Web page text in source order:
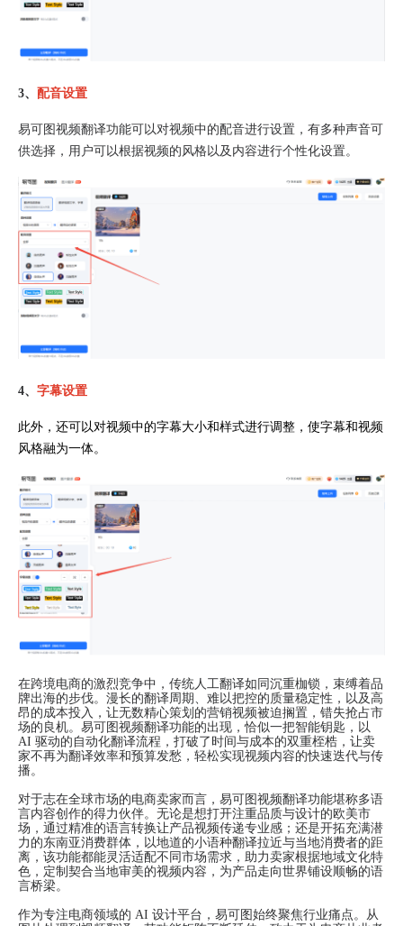
3、 配音设置
易可图视频翻译功能可以对视频中的配音进行设置，有多种声音可
供选择，用户可以根据视频的风格以及内容进行个性化设置。
4、 字幕设置
此外，还可以对视频中的字幕大小和样式进行调整，使字幕和视频
风格融为一体。
在跨境电商的激烈竞争中，传统人工翻译如同沉重枷锁，束缚着品
牌出海的步伐。漫长的翻译周期、难以把控的质量稳定性，以及高
昂的成本投入，让无数精心策划的营销视频被迫搁置，错失抢占市
场的良机。易可图视频翻译功能的出现，恰似一把智能钥匙，以
AI 驱动的自动化翻译流程，打破了时间与成本的双重桎梏，让卖
家不再为翻译效率和预算发愁，轻松实现视频内容的快速迭代与传
播。
对于志在全球市场的电商卖家而言，易可图视频翻译功能堪称多语
言内容创作的得力伙伴。无论是想打开注重品质与设计的欧美市
场，通过精准的语言转换让产品视频传递专业感；还是开拓充满潜
力的东南亚消费群体，以地道的小语种翻译拉近与当地消费者的距
离，该功能都能灵活适配不同市场需求，助力卖家根据地域文化特
色，定制契合当地审美的视频内容，为产品走向世界铺设顺畅的语
言桥梁。
作为专注电商领域的 AI 设计平台，易可图始终聚焦行业痛点。从